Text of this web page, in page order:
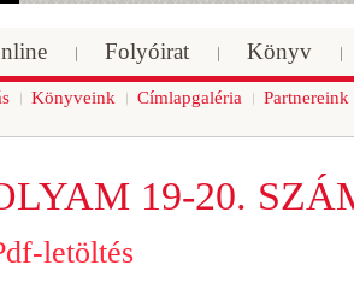
Folyóirat Könyv
Könyveink Címlapgaléria Partnereink
19-20.
letöltés